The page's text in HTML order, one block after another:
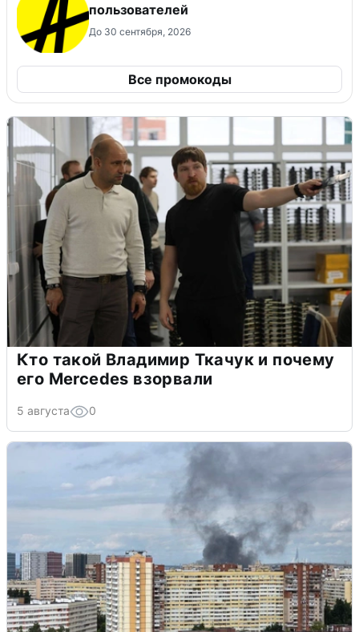
пользователей
До 30 сентября, 2026
Все промокоды
Кто такой Владимир Ткачук и почему
его Mercedes взорвали
5 августа 0